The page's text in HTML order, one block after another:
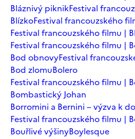
Bláznivý piknikFestival
BlízkoFestival francouzského
Festival francouzského filmu |
Festival francouzského filmu |
Bod obnovyFestival
Bod zlomuBolero
Festival francouzského filmu |
Bombastický Johan
Borromini a Bernini – výzva k
Festival francouzského filmu |
Bouřlivé výšinyBoylesque